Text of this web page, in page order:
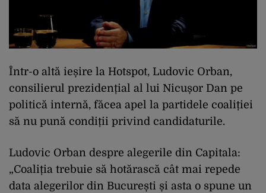
Într-o altă ieșire la Hotspot, Ludovic Orban,
consilierul prezidențial al lui Nicușor Dan pe
politică internă, făcea apel la partidele coaliției
să nu pună condiții privind candidaturile.
Ludovic Orban despre alegerile din Capitala:
„Coaliția trebuie să hotărască cât mai repede
data alegerilor din București și asta o spune un